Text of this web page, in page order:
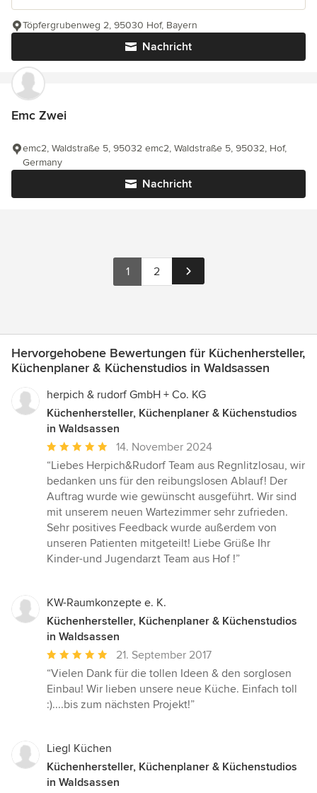
Nachricht
Töpfergrubenweg 2, 95030 Hof, Bayern
Emc Zwei
Nachricht
emc2, Waldstraße 5, 95032 emc2, Waldstraße 5, 95032, Hof,
Germany
1 2
Hervorgehobene Bewertungen für Küchenhersteller,
Küchenplaner & Küchenstudios in Waldsassen
herpich & rudorf GmbH + Co. KG
Küchenhersteller, Küchenplaner & Küchenstudios
in Waldsassen
Durchschnittliche
Bewertung:
5
von
5
Sternen
14. November 2024
“Liebes Herpich&Rudorf Team aus Regnlitzlosau, wir
bedanken uns für den reibungslosen Ablauf! Der
Auftrag wurde wie gewünscht ausgeführt. Wir sind
mit unserem neuen Wartezimmer sehr zufrieden.
Sehr positives Feedback wurde außerdem von
unseren Patienten mitgeteilt! Liebe Grüße Ihr
Kinder-und Jugendarzt Team aus Hof !”
KW-Raumkonzepte e. K.
Küchenhersteller, Küchenplaner & Küchenstudios
in Waldsassen
Durchschnittliche
Bewertung:
5
von
21. September 2017
“Vielen Dank für die tollen Ideen & den sorglosen
Einbau! Wir lieben unsere neue Küche. Einfach toll
:)....bis zum nächsten Projekt!”
Liegl Küchen
Küchenhersteller, Küchenplaner & Küchenstudios
in Waldsassen